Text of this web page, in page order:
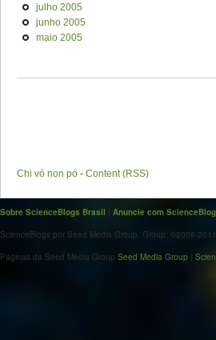
julho 2005
junho 2005
maio 2005
Chi vó non pó - Content (RSS)
Sobre ScienceBlogs Brasil | Anuncie com
ScienceBlogs por Seed Media Group. Group. ©2006-
Páginas da Seed Media Group Seed Media Group |